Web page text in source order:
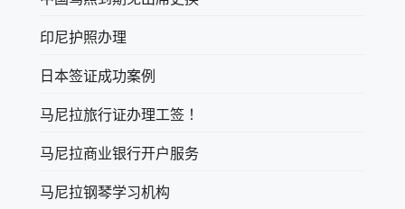
印尼护照办理
日本签证成功案例
马尼拉旅行证办理工签！
马尼拉商业银行开户服务
马尼拉钢琴学习机构